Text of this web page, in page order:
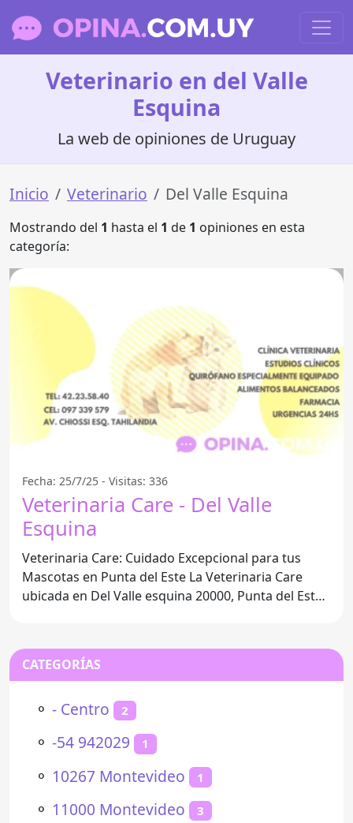
Veterinario en del Valle
Esquina
La web de opiniones de Uruguay
Inicio Veterinario Del Valle Esquina
Mostrando del 1 hasta el 1 de 1 opiniones en esta
categoría:
Fecha: 25/7/25 - Visitas: 336
Veterinaria Care - Del Valle
Esquina
Veterinaria Care: Cuidado Excepcional para tus
Mascotas en Punta del Este La Veterinaria Care
ubicada en Del Valle esquina 20000, Punta del Este,
CATEGORÍAS
⚬ - Centro 2
⚬ -54 942029 1
⚬ 10267 Montevideo 1
⚬ 11000 Montevideo 3